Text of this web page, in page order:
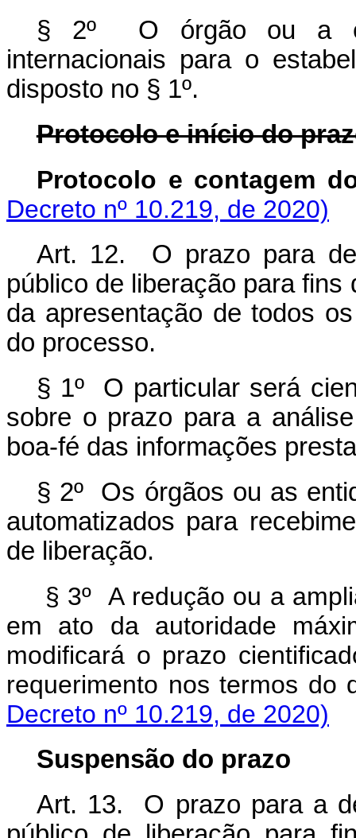
§ 2º O órgão ou a
internacionais para o
disposto no § 1º.
Protocolo e início do
Protocolo e
Decreto nº 10.219, de 2020)
Art. 12. O prazo para
público de liberação para
da apresentação de todos
do processo.
§ 1º O particular será
sobre o prazo para a
boa-fé das informações
§ 2º Os órgãos ou as
automatizados para
de liberação.
§ 3º A redução ou a
em ato da autoridade
modificará o prazo
requerimento nos termos
Decreto nº 10.219, de 2020)
Suspensão do prazo
Art. 13. O prazo para a